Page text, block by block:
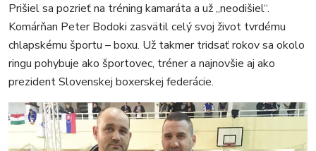
ŠPORT
KULTÚRA
FOTKY
VIDEO
MIX
Prišiel sa pozrieť na tréning kamaráta a už „neodišiel“.
Komárňan Peter Bodoki zasvätil celý svoj život tvrdému
chlapskému športu – boxu. Už takmer tridsať rokov sa okolo
ringu pohybuje ako športovec, tréner a najnovšie aj ako
prezident Slovenskej boxerskej federácie.